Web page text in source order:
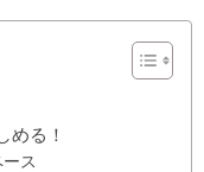
める！
ス